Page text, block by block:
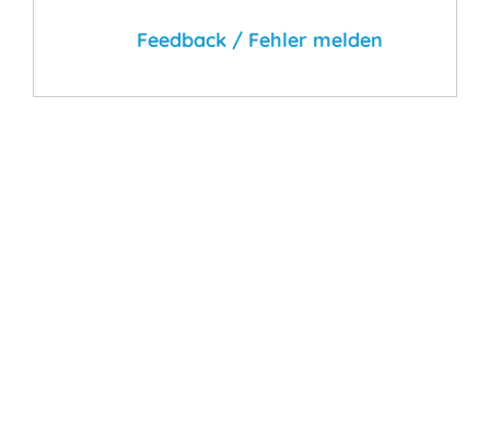
Feedback / Fehler melden